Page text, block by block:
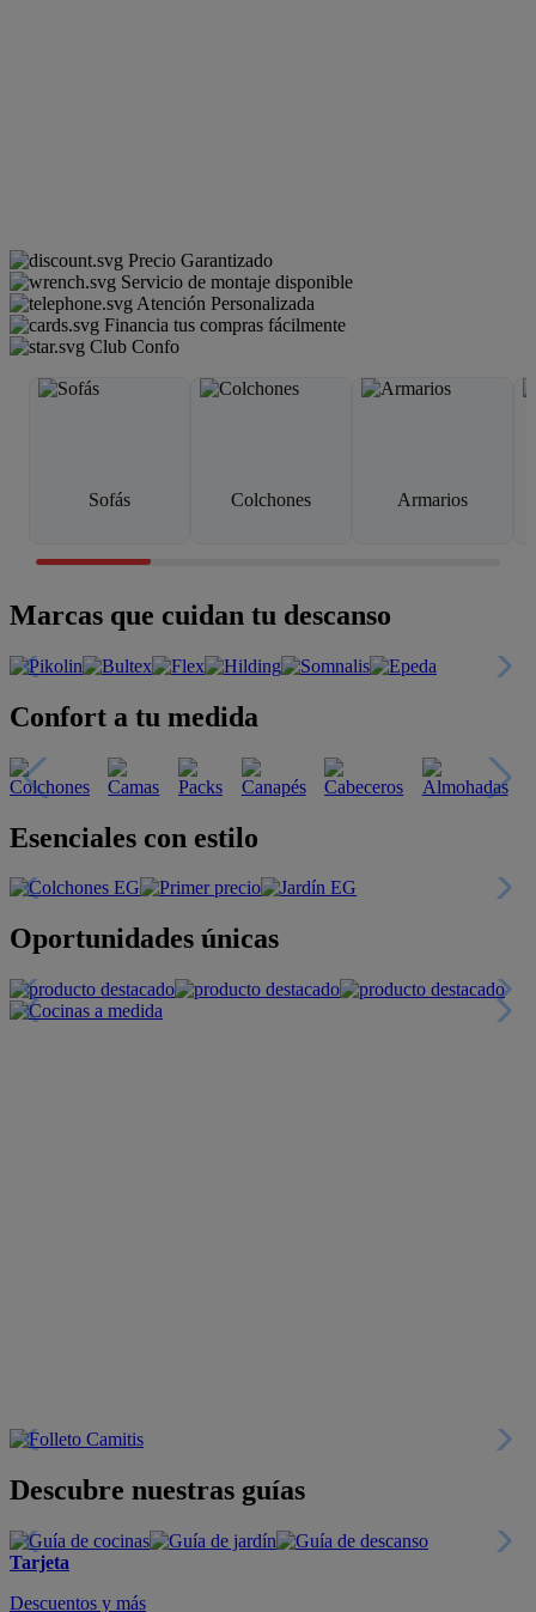
Precio Garantizado
Servicio de montaje disponible
Atención Personalizada
Financia tus compras fácilmente
Club Confo
Sofás Colchones Armarios
Marcas que cuidan tu descanso
Confort a tu medida
Esenciales con estilo
Oportunidades únicas
Descubre nuestras guías
Tarjeta
Descuentos y más